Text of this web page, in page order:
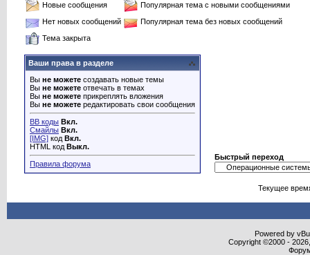
Новые сообщения
Популярная тема с новыми сообщениями
Нет новых сообщений
Популярная тема без новых сообщений
Тема закрыта
Ваши права в разделе
Вы не можете создавать новые темы
Вы не можете отвечать в темах
Вы не можете прикреплять вложения
Вы не можете редактировать свои сообщения
BB коды Вкл.
Смайлы Вкл.
[IMG] код Вкл.
HTML код Выкл.
Правила форума
Быстрый переход
Текущее
Powered by
Copyright ©2000 -